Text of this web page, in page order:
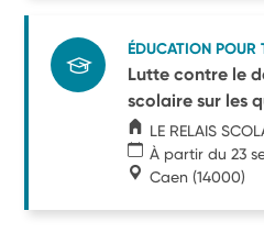
ÉDUCATION POUR
Lutte contre le
scolaire sur les
LE RELAIS
À partir du 23
Caen (14000)